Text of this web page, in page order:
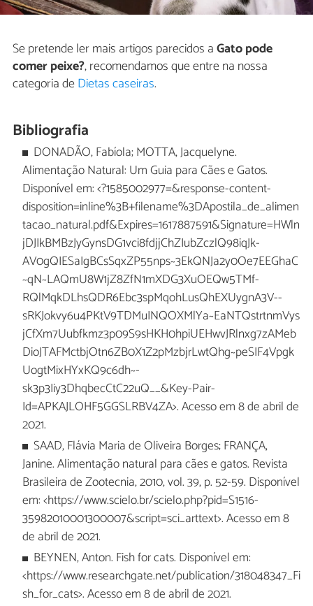
Se pretende ler mais artigos parecidos aGato pode
comer peixe?, recomendamos que entre na nossa
categoria deDietas caseiras.
Bibliografia
DONADÃO, Fabíola; MOTTA, Jacquelyne.
Alimentação Natural: Um Guia para Cães e Gatos.
Disponível em: <?1585002977=&response-content-
disposition=inline%3B+filename%3DApostila_de_alimen
tacao_natural.pdf&Expires=1617887591&Signature=HWln
jDJIkBMBzJyGynsDG1vci8fdjjChZIubZczlQ98iqJk-
AV0gQIESaIgBCsSqxZP55nps~3EkQNJa2y0Oe7EEGhaC
~qN~LAQmU8W1jZ8ZfN1mXDG3XuOEQw5TMf-
RQlMqkDLhsQDR6Ebc3spMqohLusQhEXUygnA3V--
sRKJokvy6u4PKtV9TDMuINQOXMlYa~EaNTQstrtnmVys
jCfXm7Uubfkmz3p09S9sHKH0hpiUEHwvJRlnxg7zAMeb
DioJTAFMctbjOtn6ZB0X1Z2pMzbjrLwtQhg~peSIF4Vpgk
UogtMixHYxKQ9c6dh~-
sk3p3Iiy3DhqbecCtC22uQ__&Key-Pair-
Id=APKAJLOHF5GGSLRBV4ZA>. Acesso em 8 de abril de
2021.
SAAD, Flávia Maria de Oliveira Borges; FRANÇA,
Janine. Alimentação natural para cães e gatos. Revista
Brasileira de Zootecnia, 2010, vol. 39, p. 52-59. Disponível
em: <https://www.scielo.br/scielo.php?pid=S1516-
35982010001300007&script=sci_arttext>. Acesso em 8
de abril de 2021.
BEYNEN, Anton. Fish for cats. Disponível em:
<https://www.researchgate.net/publication/318048347_Fi
sh_for_cats>. Acesso em 8 de abril de 2021.